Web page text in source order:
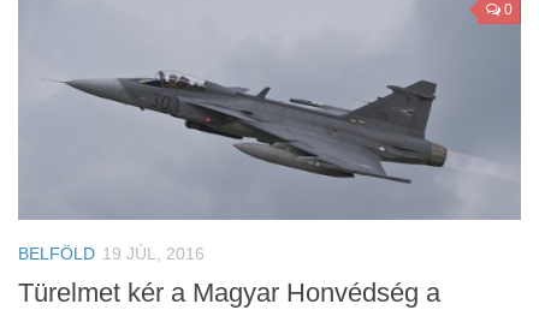
0
BELFÖLD 19 JÚL, 2016
Türelmet kér a Magyar Honvédség a